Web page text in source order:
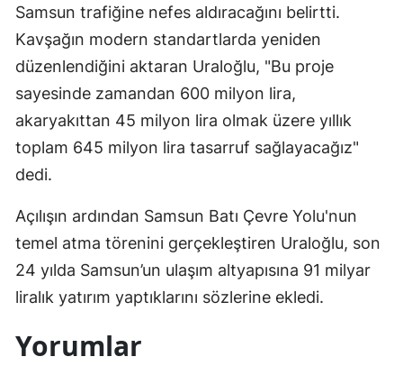
Samsun trafiğine nefes aldıracağını belirtti.
Kavşağın modern standartlarda yeniden
düzenlendiğini aktaran Uraloğlu, "Bu proje
sayesinde zamandan 600 milyon lira,
akaryakıttan 45 milyon lira olmak üzere yıllık
toplam 645 milyon lira tasarruf sağlayacağız"
dedi.
Açılışın ardından Samsun Batı Çevre Yolu'nun
temel atma törenini gerçekleştiren Uraloğlu, son
24 yılda Samsun’un ulaşım altyapısına 91 milyar
liralık yatırım yaptıklarını sözlerine ekledi.
Yorumlar